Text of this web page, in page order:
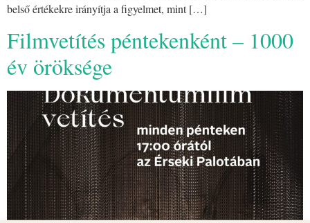
belső értékekre irányítja a figyelmet, mint […]
Filmvetítés péntekenként – 1000
év öröksége